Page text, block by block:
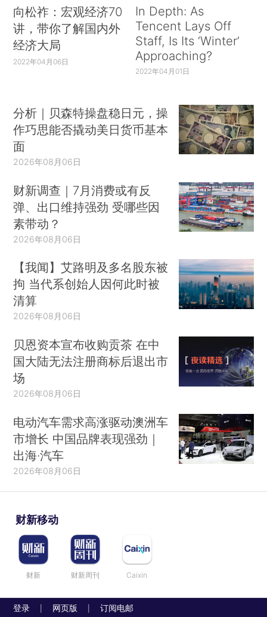
向松祚：宏观经济70
讲，带你了解国内外
经济大局
2022年04月06日
In Depth: As
Tencent Lays Off
Staff, Is Its ‘Winter’
Approaching?
2022年04月01日
分析｜贝森特操盘稳日元，操
作巧思能否撬动美日货币基本
面
2026年08月06日
财新调查｜7月消费或有反
弹、出口维持强劲 受哪些因
素带动？
2026年08月06日
【我闻】艾路明及多名股东被
拘 当代系创始人因何此时被
清算
2026年08月06日
贝恩资本宣布收购贡茶 在中
国大陆无法注册商标后退出市
场
2026年08月06日
电动汽车需求高涨驱动澳洲车
市增长 中国品牌表现强劲｜
出海·汽车
2026年08月06日
财新移动
财新 财新周刊 Caixin
登录 网页版 订阅电邮